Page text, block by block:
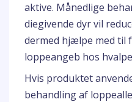
aktive. Månedlige
diegivende dyr vil
dermed hjælpe med til
loppeangeb hos
Hvis produktet
behandling af